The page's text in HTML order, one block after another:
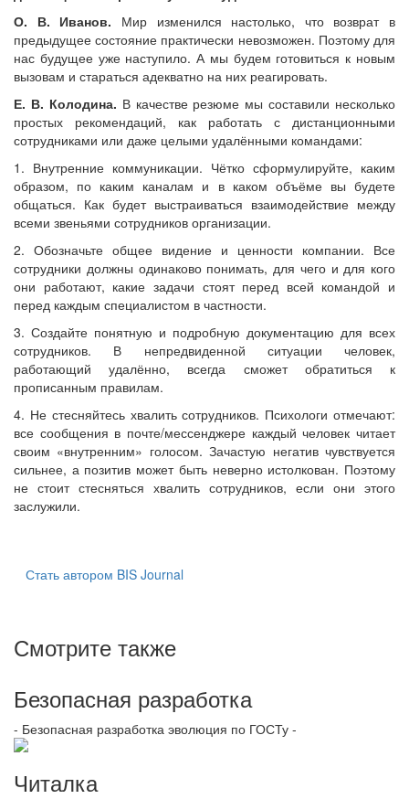
О. В. Иванов. Мир изменился настолько, что возврат в
предыдущее состояние практически невозможен. Поэтому для
нас будущее уже наступило. А мы будем готовиться к новым
вызовам и стараться адекватно на них реагировать.
Е. В. Колодина. В качестве резюме мы составили несколько
простых рекомендаций, как работать с дистанционными
сотрудниками или даже целыми удалёнными командами:
1. Внутренние коммуникации. Чётко сформулируйте, каким
образом, по каким каналам и в каком объёме вы будете
общаться. Как будет выстраиваться взаимодействие между
всеми звеньями сотрудников организации.
2. Обозначьте общее видение и ценности компании. Все
сотрудники должны одинаково понимать, для чего и для кого
они работают, какие задачи стоят перед всей командой и
перед каждым специалистом в частности.
3. Создайте понятную и подробную документацию для всех
сотрудников. В непредвиденной ситуации человек,
работающий удалённо, всегда сможет обратиться к
прописанным правилам.
4. Не стесняйтесь хвалить сотрудников. Психологи отмечают:
все сообщения в почте/мессенджере каждый человек читает
своим «внутренним» голосом. Зачастую негатив чувствуется
сильнее, а позитив может быть неверно истолкован. Поэтому
не стоит стесняться хвалить сотрудников, если они этого
заслужили.
Стать автором BIS Journal
Смотрите также
Безопасная разработка
- Безопасная разработка эволюция по ГОСТу -
Читалка